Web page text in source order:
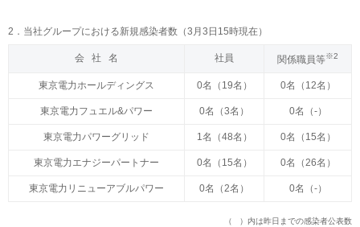
2．当社グループにおける新規感染者数（3月3日15時現在）
会 社 名 社員 関係職員等※2
東京電力ホールディングス 0名（19名） 0名（12名）
東京電力フュエル&パワー 0名（3名） 0名（-）
東京電力パワーグリッド 1名（48名） 0名（15名）
東京電力エナジーパートナー 0名（15名） 0名（26名）
東京電力リニューアブルパワー 0名（2名） 0名（-）
（ ）内は昨日までの感染者公表数